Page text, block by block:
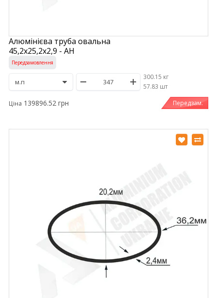
Алюмінієва труба овальна
45,2х25,2х2,9 - АН
Передзамовлення
300.15 кг
/57.83 шт
Ціна 139896.52 грн Передзам.